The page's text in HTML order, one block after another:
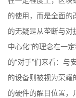
的使用，而是全面
的无疑是从垄断与对
中心化”的理念在一
的“对手”们来看：与
的设备则被视为荣耀
的硬件的醒目位置，